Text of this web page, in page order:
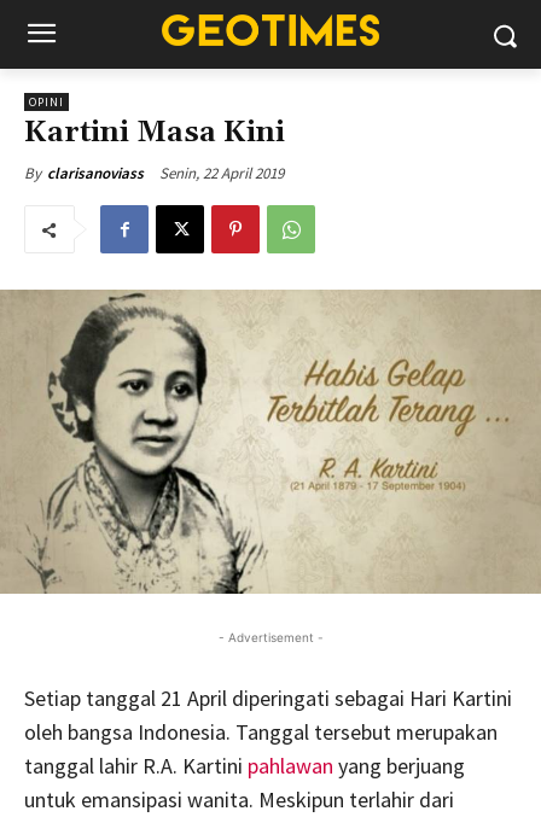
OPINI
Kartini Masa Kini
By clarisanoviass Senin, 22 April 2019
- Advertisement -
Setiap tanggal 21 April diperingati sebagai Hari Kartini
oleh bangsa Indonesia. Tanggal tersebut merupakan
tanggal lahir R.A. Kartini pahlawan yang berjuang
untuk emansipasi wanita. Meskipun terlahir dari